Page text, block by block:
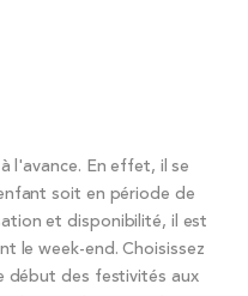
l'avance. En effet, il se
soit en période de
et disponibilité, il est
le week-end. Choisissez
début des festivités aux